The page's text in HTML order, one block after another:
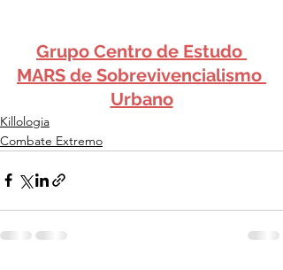
Grupo Centro de Estudo
MARS de Sobrevivencialismo
Urbano
Killologia
Combate Extremo